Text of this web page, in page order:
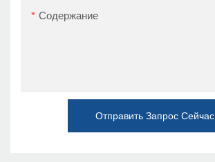
Содержание
Отправить Запрос Сейчас